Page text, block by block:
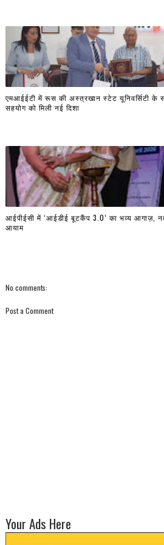
एमआईईटी में रूस की अस्त्रखान स्टेट यूनिवर्सिटी के
सहयोग को मिली नई दिशा
आईपीईसी में ‘आईडीई बूटकैंप 3.0’ का भव्य आगाज़,
आयाम
No comments:
Post a Comment
Your Ads Here